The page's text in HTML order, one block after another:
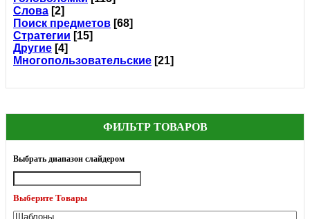
Слова [2]
Поиск предметов [68]
Стратегии [15]
Другие [4]
Многопользовательские [21]
ФИЛЬТР ТОВАРОВ
Выбрать диапазон слайдером
Выберите Товары